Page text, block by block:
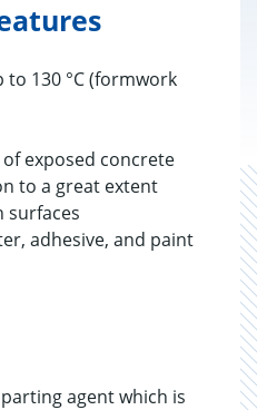
130 °C (formwork
exposed concrete
to a great extent
surfaces
adhesive, and paint
parting agent which is